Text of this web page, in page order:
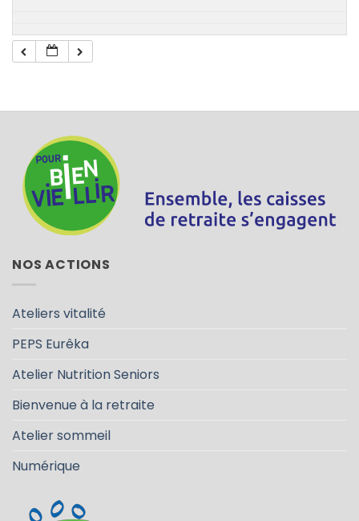
NOS ACTIONS
Ateliers vitalité
PEPS Eurêka
Atelier Nutrition Seniors
Bienvenue à la retraite
Atelier sommeil
Numérique